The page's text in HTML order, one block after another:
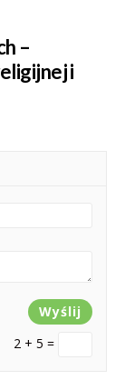
–
i
2 + 5 =